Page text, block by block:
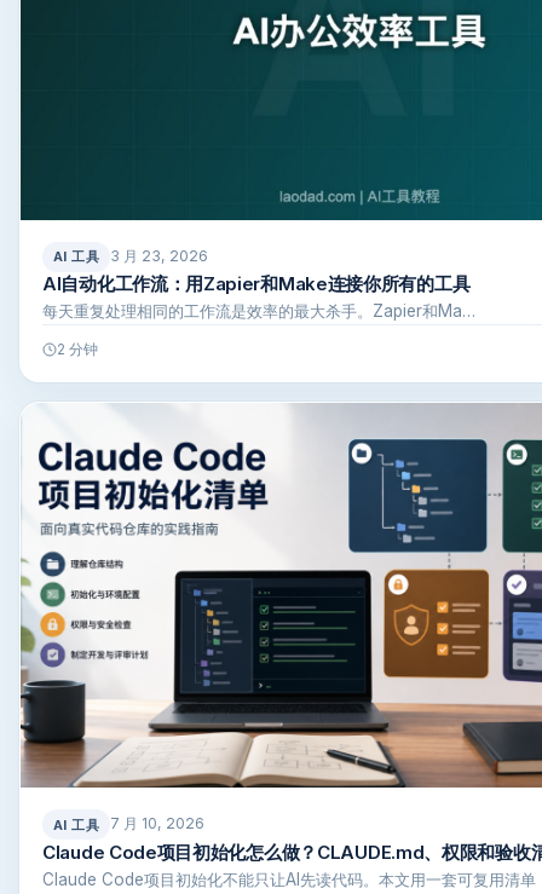
AI 工具 3 月 23, 2026
AI自动化工作流：用Zapier和Make连接你所有的工具
每天重复处理相同的工作流是效率的最大杀手。Zapier和Ma…
2 分钟
AI 工具 7 月 10, 2026
Claude Code项目初始化怎么做？CLAUDE.md、权限和验收
Claude Code项目初始化不能只让AI先读代码。本文用一套可复用清单